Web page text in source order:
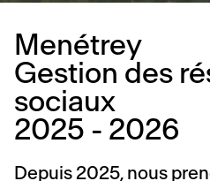
Menétrey
Gestion des
sociaux
2025 - 2026
Depuis 2025, nous